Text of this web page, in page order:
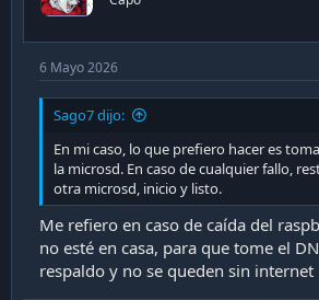
6 Mayo 2026
Sago7 dijo:
En mi caso, lo que prefiero hacer es
la microsd. En caso de cualquier fallo,
otra microsd, inicio y listo.
Me refiero en caso de caída del
no esté en casa, para que tome el
respaldo y no se queden sin internet